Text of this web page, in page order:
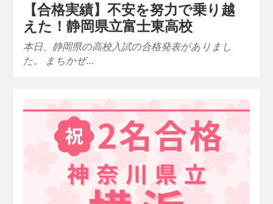
【合格実績】不安を努力で乗り越
えた！静岡県立富士東高校
本日、静岡県の高校入試の合格発表がありまし
た。 まちかぜ…